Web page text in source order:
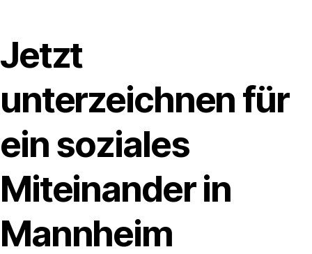
Jetzt
unterzeichnen für
ein soziales
Miteinander in
Mannheim